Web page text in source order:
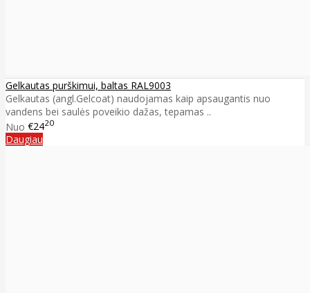
Gelkautas purškimui, baltas RAL9003
Gelkautas (angl.Gelcoat) naudojamas kaip apsaugantis nuo
vandens bei saulės poveikio dažas, tepamas ..
Nuo €2420
Daugiau